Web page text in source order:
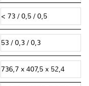
< 73 / 0,5 / 0,5
53 / 0,3 / 0,3
736,7 x 407,5 x 52,4